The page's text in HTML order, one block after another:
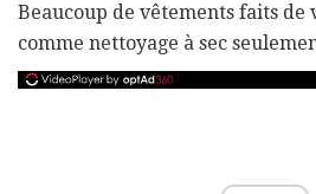
Beaucoup de vêtements faits de
comme nettoyage à sec